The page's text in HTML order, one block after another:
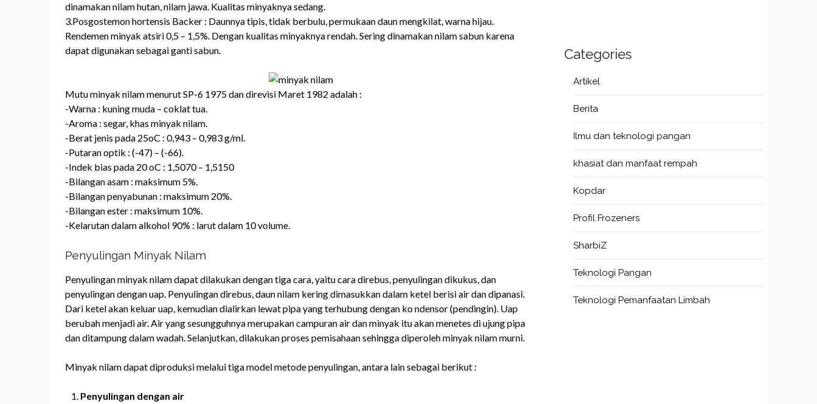
dinamakan nilam hutan, nilam jawa. Kualitas minyaknya sedang.
3.Posgostemon hortensis Backer : Daunnya tipis, tidak berbulu, permukaan daun mengkilat, warna hijau.
Rendemen minyak atsiri 0,5 – 1,5%. Dengan kualitas minyaknya rendah. Sering dinamakan nilam sabun karena
dapat digunakan sebagai ganti sabun.
Mutu minyak nilam menurut SP-6 1975 dan direvisi Maret 1982 adalah :
-Warna : kuning muda – coklat tua.
-Aroma : segar, khas minyak nilam.
-Berat jenis pada 25oC : 0,943 – 0,983 g/ml.
-Putaran optik : (-47) – (-66).
-Indek bias pada 20 oC : 1,5070 – 1,5150
-Bilangan asam : maksimum 5%.
-Bilangan penyabunan : maksimum 20%.
-Bilangan ester : maksimum 10%.
-Kelarutan dalam alkohol 90% : larut dalam 10 volume.
Penyulingan Minyak Nilam
Penyulingan minyak nilam dapat dilakukan dengan tiga cara, yaitu cara direbus, penyulingan dikukus, dan
penyulingan dengan uap. Penyulingan direbus, daun nilam kering dimasukkan dalam ketel berisi air dan dipanasi.
Dari ketel akan keluar uap, kemudian dialirkan lewat pipa yang terhubung dengan ko ndensor (pendingin). Uap
berubah menjadi air. Air yang sesungguhnya merupakan campuran air dan minyak itu akan menetes di ujung pipa
dan ditampung dalam wadah. Selanjutkan, dilakukan proses pemisahaan sehingga diperoleh minyak nilam murni.
Minyak nilam dapat diproduksi melalui tiga model metode penyulingan, antara lain sebagai berikut :
Penyulingan dengan air
Categories
Artikel
Berita
Ilmu dan teknologi pangan
khasiat dan manfaat rempah
Kopdar
Profil Frozeners
SharbiZ
Teknologi Pangan
Teknologi Pemanfaatan Limbah